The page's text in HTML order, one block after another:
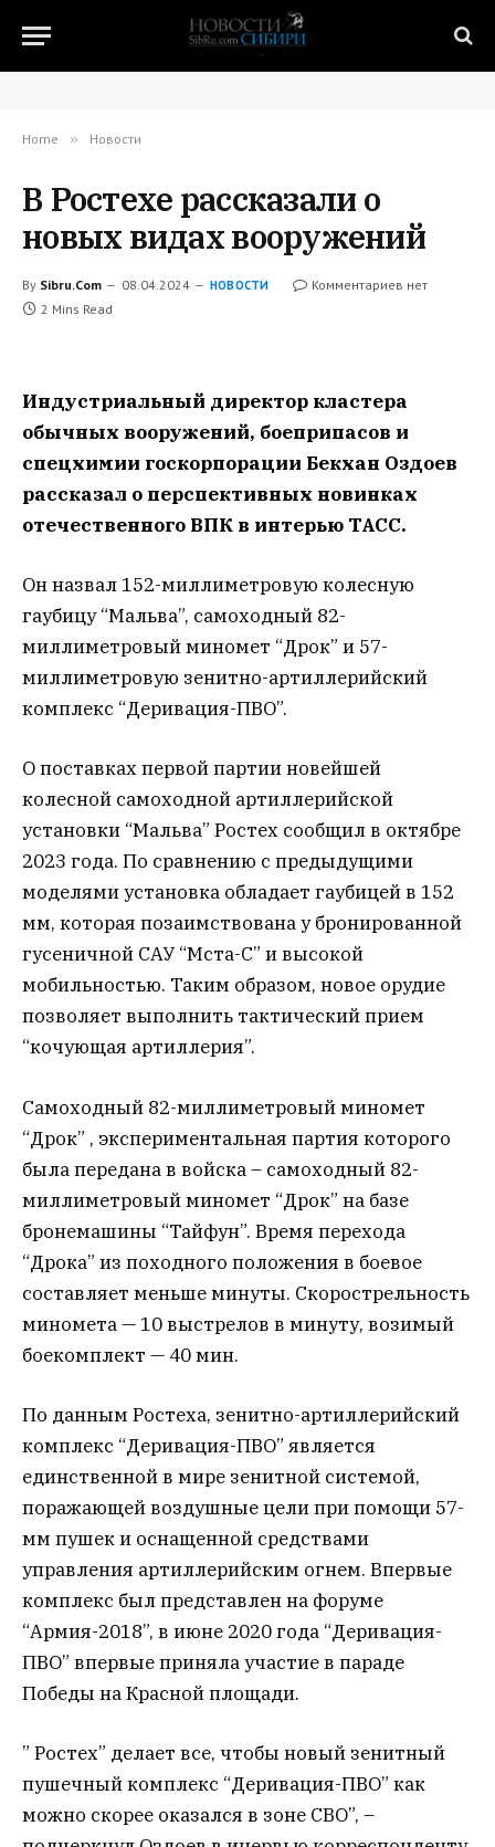
Home » Новости
В Ростехе рассказали о
новых видах вооружений
By Sibru.Com 08.04.2024 НОВОСТИ
Комментариев нет
2 Mins Read
Индустриальный директор кластера
обычных вооружений, боеприпасов и
спецхимии госкорпорации Бекхан Оздоев
рассказал о перспективных новинках
отечественного ВПК в интерью ТАСС.
Он назвал 152-миллиметровую колесную
гаубицу “Мальва”, самоходный 82-
миллиметровый миномет “Дрок” и 57-
миллиметровую зенитно-артиллерийский
комплекс “Деривация-ПВО”.
О поставках первой партии новейшей
колесной самоходной артиллерийской
установки “Мальва” Ростех сообщил в октябре
2023 года. По сравнению с предыдущими
моделями установка обладает гаубицей в 152
мм, которая позаимствована у бронированной
гусеничной САУ “Мста-С” и высокой
мобильностью. Таким образом, новое орудие
позволяет выполнить тактический прием
“кочующая артиллерия”.
Самоходный 82-миллиметровый миномет
“Дрок” , экспериментальная партия которого
была передана в войска – самоходный 82-
миллиметровый миномет “Дрок” на базе
бронемашины “Тайфун”. Время перехода
“Дрока” из походного положения в боевое
составляет меньше минуты. Скорострельность
миномета — 10 выстрелов в минуту, возимый
боекомплект — 40 мин.
По данным Ростеха, зенитно-артиллерийский
комплекс “Деривация-ПВО” является
единственной в мире зенитной системой,
поражающей воздушные цели при помощи 57-
мм пушек и оснащенной средствами
управления артиллерийским огнем. Впервые
комплекс был представлен на форуме
“Армия-2018”, в июне 2020 года “Деривация-
ПВО” впервые приняла участие в параде
Победы на Красной площади.
” Ростех” делает все, чтобы новый зенитный
пушечный комплекс “Деривация-ПВО” как
можно скорее оказался в зоне СВО”, –